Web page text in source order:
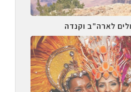
לארה"ב וקנדה